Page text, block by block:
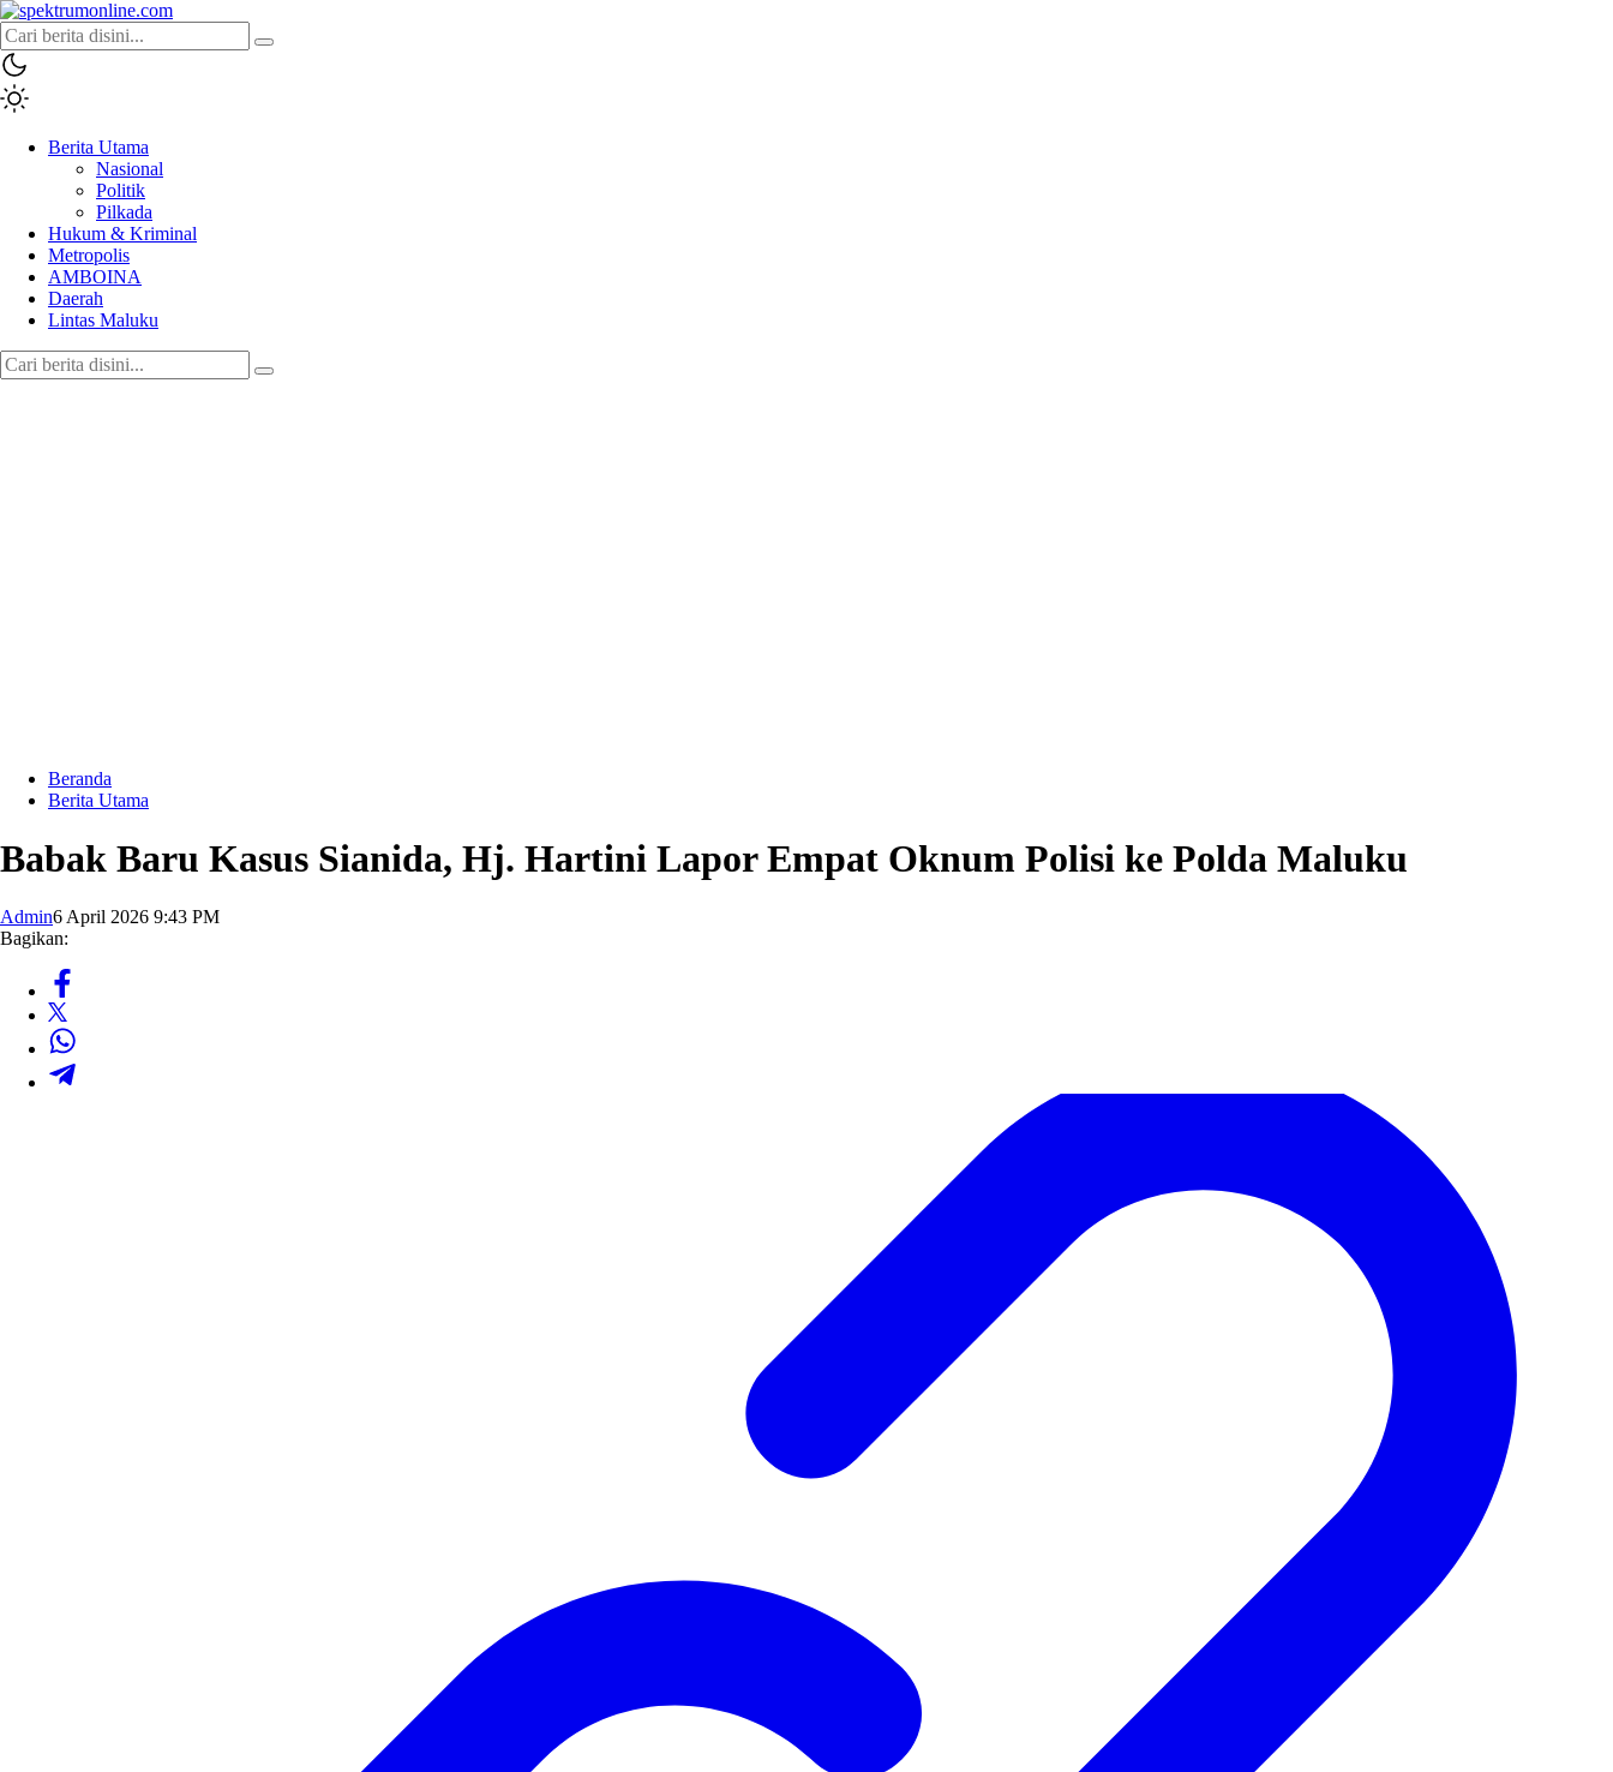
spektrumonline.com
Berita Utama
Nasional
Politik
Pilkada
Hukum & Kriminal
Metropolis
AMBOINA
Daerah
Lintas Maluku
Beranda
Berita Utama
Babak Baru Kasus Sianida, Hj. Hartini Lapor Empat Oknum Polisi ke Polda Maluku
Admin6 April 2026 9:43 PM
Bagikan: